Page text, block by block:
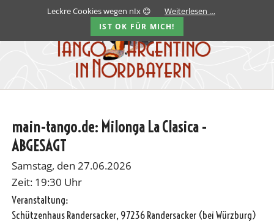
main-tango.de: Milonga La Clasica -
ABGESAGT
Samstag, den 27.06.2026
Zeit: 19:30 Uhr
Veranstaltung:
Schützenhaus Randersacker, 97236 Randersacker (bei Würzburg)
Leckre Cookies wegen nIx 😊 Weiterlesen …
IST OK FÜR MICH!